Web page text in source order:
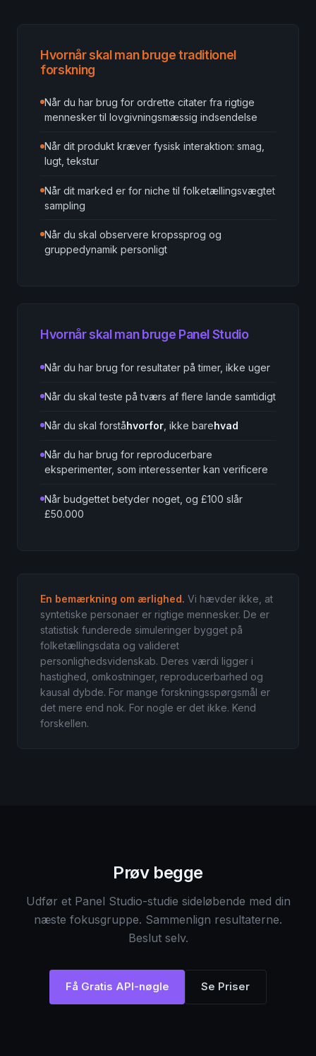
Hvornår skal man bruge traditionel
forskning
Når du har brug for ordrette citater fra rigtige
mennesker til lovgivningsmæssig indsendelse
Når dit produkt kræver fysisk interaktion: smag,
lugt, tekstur
Når dit marked er for niche til folketællingsvægtet
sampling
Når du skal observere kropssprog og
gruppedynamik personligt
Hvornår skal man bruge Panel Studio
Når du har brug for resultater på timer, ikke uger
Når du skal teste på tværs af flere lande samtidigt
Når du skal forståhvorfor , ikke barehvad
Når du har brug for reproducerbare
eksperimenter, som interessenter kan verificere
Når budgettet betyder noget, og £100 slår
£50.000
En bemærkning om ærlighed. Vi hævder ikke, at
syntetiske personaer er rigtige mennesker. De er
statistisk funderede simuleringer bygget på
folketællingsdata og valideret
personlighedsvidenskab. Deres værdi ligger i
hastighed, omkostninger, reproducerbarhed og
kausal dybde. For mange forskningsspørgsmål er
det mere end nok. For nogle er det ikke. Kend
forskellen.
Prøv begge
Udfør et Panel Studio-studie sideløbende med din
næste fokusgruppe. Sammenlign resultaterne.
Beslut selv.
Få Gratis API-nøgle Se Priser